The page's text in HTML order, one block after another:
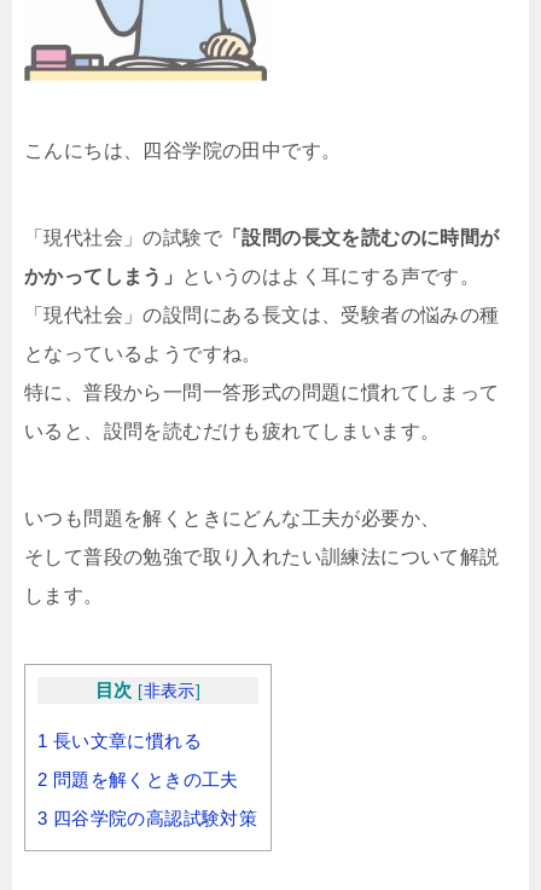
こんにちは、四谷学院の田中です。
「現代社会」の試験で 「設問の長文を読むのに時間が
かかってしまう」
というのはよく耳にする声です。
「現代社会」の設問にある長文は、受験者の悩みの種
となっているようですね。
特に、普段から一問一答形式の問題に慣れてしまって
いると、設問を読むだけも疲れてしまいます。
いつも問題を解くときにどんな工夫が必要か、
そして普段の勉強で取り入れたい訓練法について解説
します。
目次 [非表示]
1 長い文章に慣れる
2 問題を解くときの工夫
3 四谷学院の高認試験対策